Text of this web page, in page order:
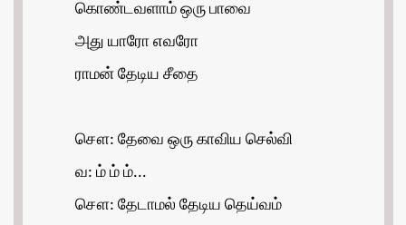
கொண்டவளாம் ஒரு பாவை
அது யாரோ எவரோ
ராமன் தேடிய சீதை
சௌ: தேவை ஒரு காவிய செல்வி
வ: ம் ம் ம்...
சௌ: தேடாமல் தேடிய தெய்வம்